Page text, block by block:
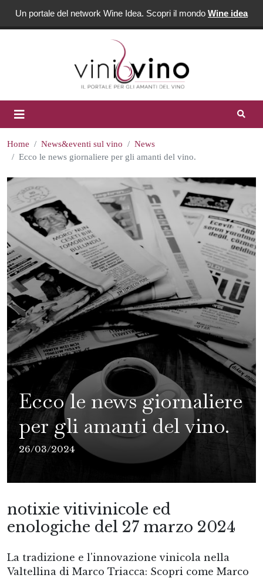
Un portale del network Wine Idea. Scopri il mondo Wine idea
Home News&eventi sul vino
News
Ecco le news giornaliere per gli amanti del vino.
Ecco le news giornaliere
per gli amanti del vino.
26/03/2024
notixie vitivinicole ed
enologiche del 27 marzo 2024
La tradizione e l'innovazione vinicola nella
Valtellina di Marco Triacca: Scopri come Marco